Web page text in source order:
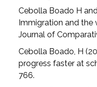
Cebolla Boado H
Immigration and
Journal of
Cebolla Boado, H
progress faster at
766.